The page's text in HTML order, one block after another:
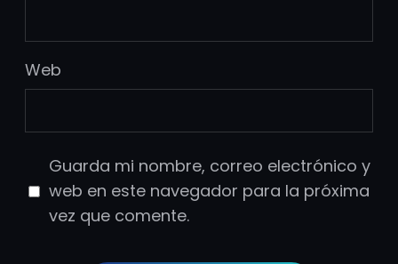
Web
Guarda mi nombre, correo electrónico y
web en este navegador para la próxima
vez que comente.